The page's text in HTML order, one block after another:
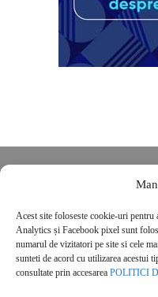
Acest site foloseste cookie-uri pentru
Analytics și Facebook pixel sunt
numarul de vizitatori pe site si cele
sunteti de acord cu utilizarea acestui
consultate prin accesarea POLITICI
POLITICĂ DE
Politica de cookies